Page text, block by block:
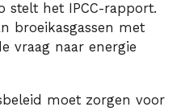
stelt het IPCC-rapport.
broeikasgassen met
vraag naar energie
moet zorgen voor